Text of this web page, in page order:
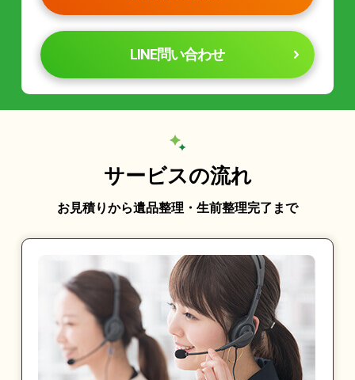
LINE問い合わせ
サービスの流れ
お見積りから遺品整理・生前整理完了まで